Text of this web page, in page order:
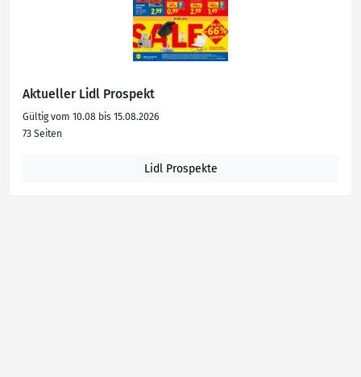
Aktueller Lidl Prospekt
Gültig vom 10.08 bis 15.08.2026
73 Seiten
Lidl Prospekte